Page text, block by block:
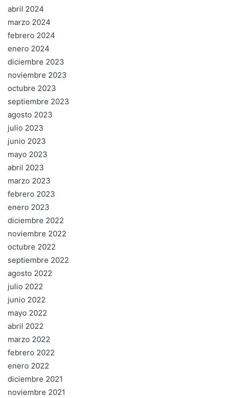
abril 2024
marzo 2024
febrero 2024
enero 2024
diciembre 2023
noviembre 2023
octubre 2023
septiembre 2023
agosto 2023
julio 2023
junio 2023
mayo 2023
abril 2023
marzo 2023
febrero 2023
enero 2023
diciembre 2022
noviembre 2022
octubre 2022
septiembre 2022
agosto 2022
julio 2022
junio 2022
mayo 2022
abril 2022
marzo 2022
febrero 2022
enero 2022
diciembre 2021
noviembre 2021